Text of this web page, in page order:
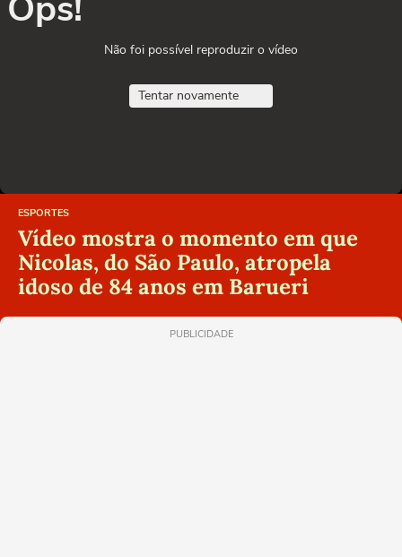
Não foi possível reproduzir o vídeo
Tentar novamente
ESPORTES
Vídeo mostra o momento em que
Nicolas, do São Paulo, atropela
idoso de 84 anos em Barueri
PUBLICIDADE